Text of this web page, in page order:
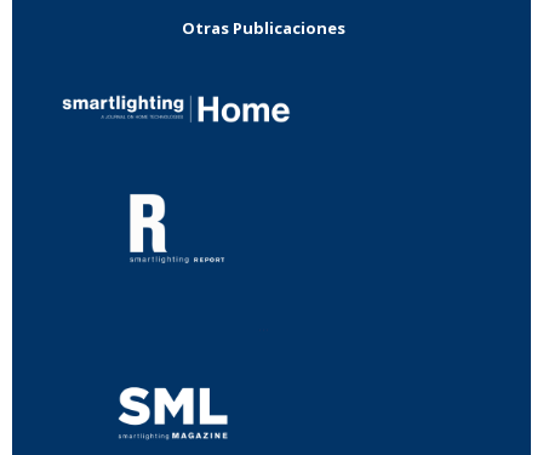
Otras Publicaciones